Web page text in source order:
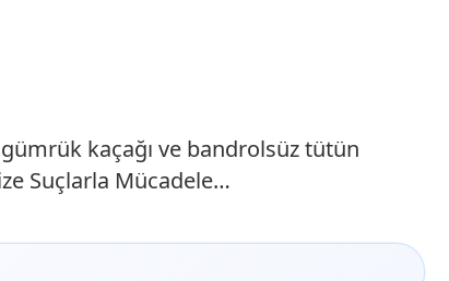
kaçağı ve bandrolsüz tütün
Suçlarla Mücadele…